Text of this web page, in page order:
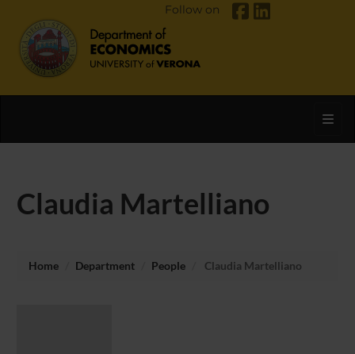
Follow on
Claudia Martelliano
Home Department People Claudia Martelliano